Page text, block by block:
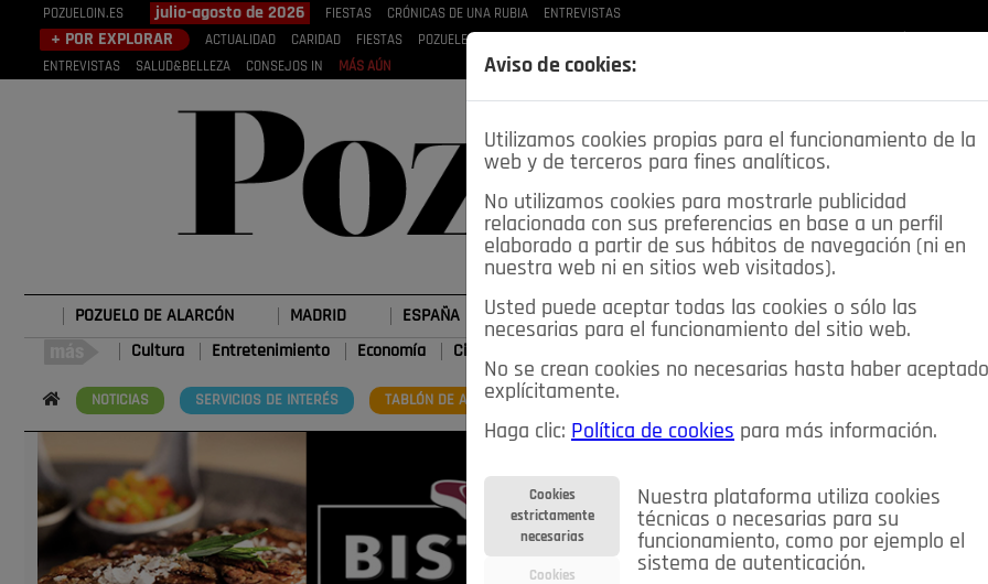
POZUELOIN.ES julio-agosto de 2026 FIESTAS CRÓNICAS DE UNA RUBIA ENTREVISTAS
+ POR EXPLORAR ACTUALIDAD CARIDAD FIESTAS POZUELEROS CRÓNICAS DE
ENTREVISTAS
SALUD&BELLEZA CONSEJOS IN MÁS AÚN
POZUELO DE ALARCÓN MADRID ESPAÑA DEPORTES OPINIÓN IN SALUD 🔴 EN DIRECTO
Cultura Entretenimiento Economía Ciencia&Tecnología
NOTICIAS SERVICIOS DE INTERÉS TABLÓN DE ANUNCIOS MIS ANUNCIOS
Aviso de cookies:
Utilizamos cookies propias para el funcionamiento de la
web y de terceros para fines analíticos.
No utilizamos cookies para mostrarle publicidad
relacionada con sus preferencias en base a un perfil
elaborado a partir de sus hábitos de navegación (ni en
nuestra web ni en sitios web visitados).
Usted puede aceptar todas las cookies o sólo las
necesarias para el funcionamiento del sitio web.
No se crean cookies no necesarias hasta haber aceptado
explícitamente.
Haga clic: Política de cookies para más información.
Cookies
estrictamente
necesarias
Cookies
Nuestra plataforma utiliza cookies
técnicas o necesarias para su
funcionamiento, como por ejemplo el
sistema de autenticación.